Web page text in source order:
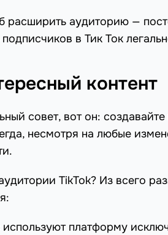
расширить аудиторию —
в Тик Ток
контент
совет, вот он:
несмотря на любые
TikTok? Из всего
платформу